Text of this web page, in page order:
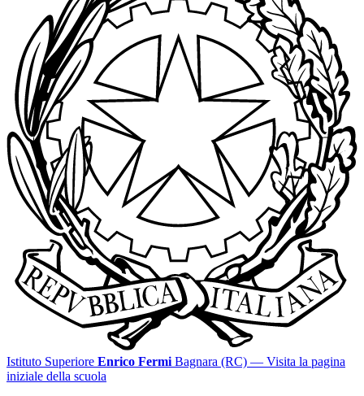
Istituto Superiore Enrico Fermi Bagnara (RC) — Visita la pagina
iniziale della scuola